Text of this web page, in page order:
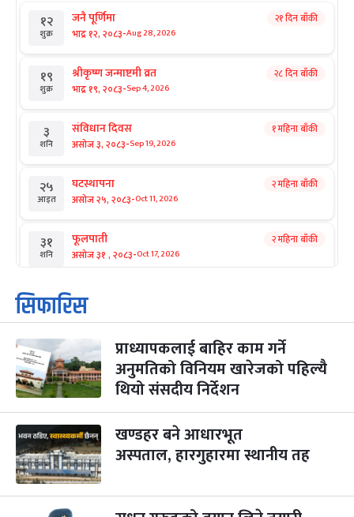
१२
शुक्र
जनै पूर्णिमा
भाद्र १२, २०८३-Aug 28, 2026
२१ दिन बाँकी
१९
शुक्र
श्रीकृष्ण जन्माष्टमी व्रत
भाद्र १९, २०८३-Sep 4, 2026
२८ दिन बाँकी
३
शनि
संविधान दिवस
असोज ३, २०८३-Sep 19, 2026
१ महिना बाँकी
२५
आइत
घटस्थापना
असोज २५, २०८३-Oct 11, 2026
२ महिना बाँकी
३१
शनि
फूलपाती
असोज ३१ , २०८३-Oct 17, 2026
२ महिना बाँकी
१
आइत
कार्तिक सङ्क्रान्ति
कार्तिक १, २०८३
३
मंगल
महानवमी
कार्तिक ३, २०८३-Oct 20, 2026
२ महिना बाँकी
४
५
बिहि
पापा‌ङ्कुशा एकादशी व्रत
कार्तिक ५, २०८३
२ महिना बाँकी
सिफारिस
प्राध्यापकलाई बाहिर काम गर्ने
अनुमतिको विनियम खारेजको पहिल्यै
थियो संसदीय निर्देशन
खण्डहर बने आधारभूत
अस्पताल, हारगुहारमा स्थानीय तह